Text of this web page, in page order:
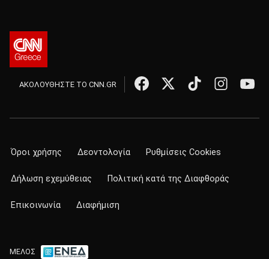
ΑΚΟΛΟΥΘΗΣΤΕ ΤΟ CNN.GR
Όροι χρήσης Δεοντολογία Ρυθμίσεις Cookies
Δήλωση εχεμύθειας Πολιτική κατά της Διαφθοράς
Επικοινωνία Διαφήμιση
ΜΕΛΟΣ